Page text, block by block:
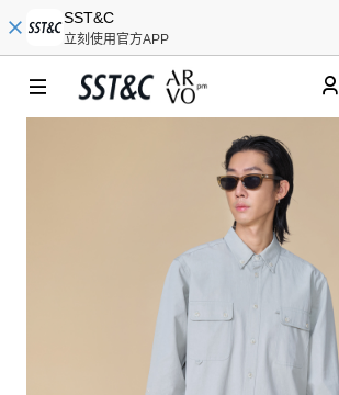
SST&C
立刻使用官方APP